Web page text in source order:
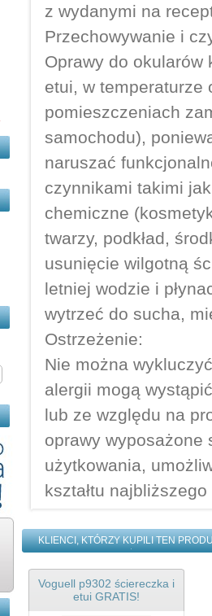
powyżej 161 zł
z wydanymi na
Przechowywanie i
Oprawy do okularów
etui, w temperaturze
pomieszczeniach
samochodu),
naruszać
czynnikami takimi
chemiczne
twarzy, podkład,
usunięcie wilgotną
letniej wodzie i
wytrzeć do sucha,
Ostrzeżenie:
Nie można
alergii mogą
lub ze względu na
oprawy wyposażone
użytkowania,
kształtu
KLIENCI, KTÓRZY KUPILI TEN
Voguell p9302 ściereczka i
etui GRATIS!